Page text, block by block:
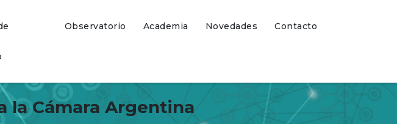
Observatorio Academia Novedades Contacto
la Cámara Argentina